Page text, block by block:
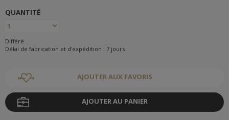
QUANTITÉ
Différé
Délai de fabrication et d'expédition : 7 jours
AJOUTER AUX FAVORIS
AJOUTER AU PANIER